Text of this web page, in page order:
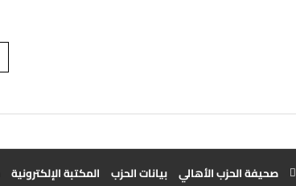
صحيفة الحزب الأهالي بيانات الحزب المكتبة الإلكترونية